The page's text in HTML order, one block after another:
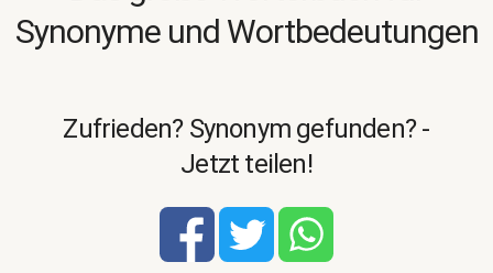
Synonyme und Wortbedeutungen
Zufrieden? Synonym gefunden? -
Jetzt teilen!